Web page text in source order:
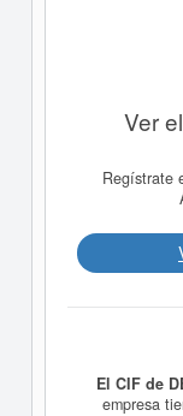
Ver
Regístrate
El CIF de
empresa